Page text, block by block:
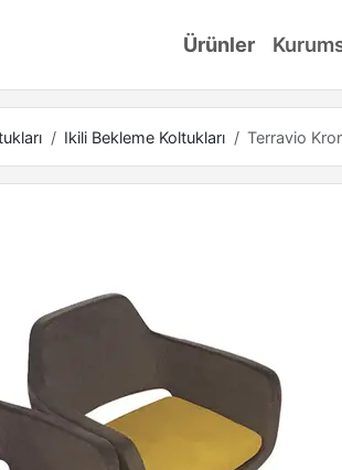
Ürünler
Ikili Bekleme Koltukları Terravio